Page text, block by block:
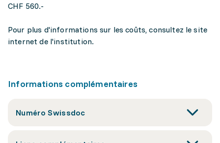
CHF 560.-
Pour plus d'informations sur les coûts, consultez le site
internet de l'institution.
Informations complémentaires
Numéro Swissdoc